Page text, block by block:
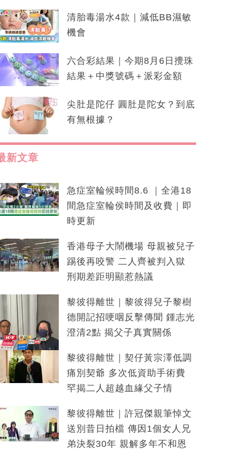
清胎毒湯水4款｜減低BB濕敏
機會
六合彩結果｜今期8月6日攪珠
結果＋中獎號碼＋派彩金額
尖肚是陀仔 圓肚是陀女？到底
有無根據？
新文章
急症室輪候時間8.6 ｜全港18
間急症室輪侯時間及收費｜即
時更新
香港母子大鬧機場 母親被兒子
踢後再咬警 二人齊被判入獄
刑期差距明顯惹熱議
黎彼得離世｜黎彼得兒子黎樹
德開記招哽咽反擊傳聞 鍾志光
澄清2點 揭父子真實關係
黎彼得離世｜契仔黃宗澤低調
痛別契爺 多次低資助手術費
罕揭二人超越血緣父子情
黎彼得離世｜許冠傑親筆悼文
送別昔日拍檔 傳因1個女人兄
弟決裂30年 親解多年不和恩